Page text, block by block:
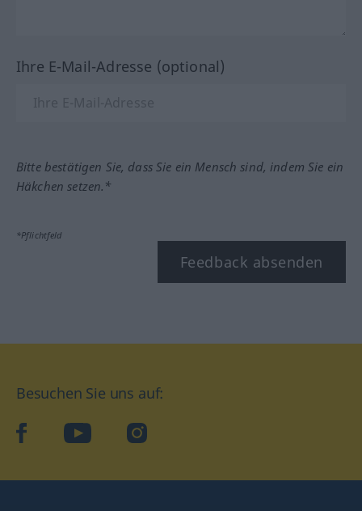
Ihre E-Mail-Adresse (optional)
Bitte bestätigen Sie, dass Sie ein Mensch sind, indem Sie ein
Häkchen setzen.*
*Pflichtfeld
Feedback absenden
Besuchen Sie uns auf:
facebookYouTube Instagram